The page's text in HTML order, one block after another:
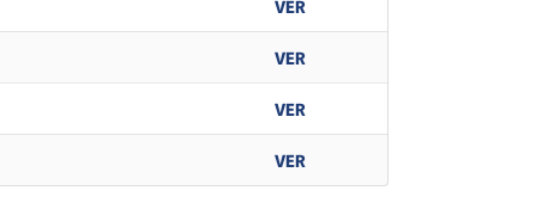
VER
VER
VER
VER